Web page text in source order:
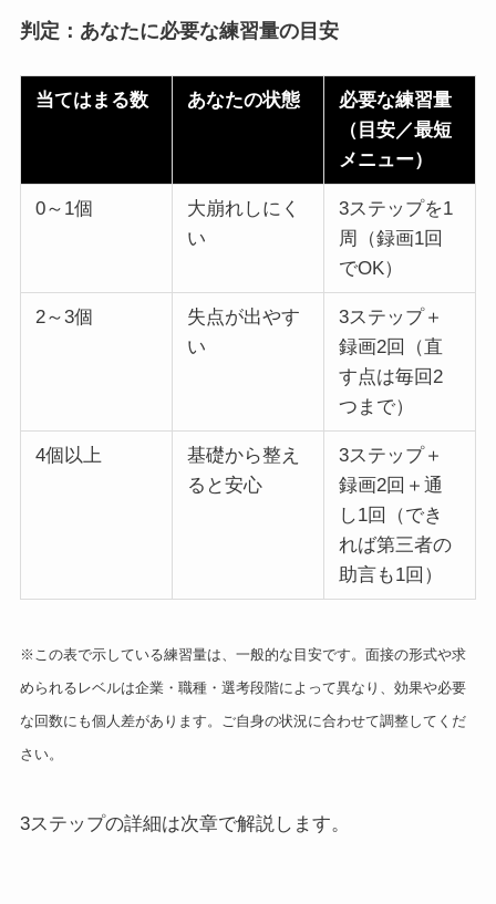
判定：あなたに必要な練習量の目安
当てはまる数 あなたの状態
必要な練習量
（目安／最短
メニュー）
0～1個
大崩れしにく
い
3ステップを1
周（録画1回
でOK）
2～3個
失点が出やす
い
3ステップ＋
録画2回（直
す点は毎回2
つまで）
4個以上
基礎から整え
ると安心
3ステップ＋
録画2回＋通
し1回（でき
れば第三者の
助言も1回）
※この表で示している練習量は、一般的な目安です。面接の形式や求
められるレベルは企業・職種・選考段階によって異なり、効果や必要
な回数にも個人差があります。ご自身の状況に合わせて調整してくだ
さい。
3ステップの詳細は次章で解説します。